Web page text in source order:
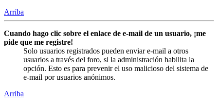
Arriba
Cuando hago clic sobre el enlace de e-mail de un usuario, ¡me
pide que me registre!
Solo usuarios registrados pueden enviar e-mail a otros
usuarios a través del foro, si la administración habilita la
opción. Esto es para prevenir el uso malicioso del sistema de
e-mail por usuarios anónimos.
Arriba